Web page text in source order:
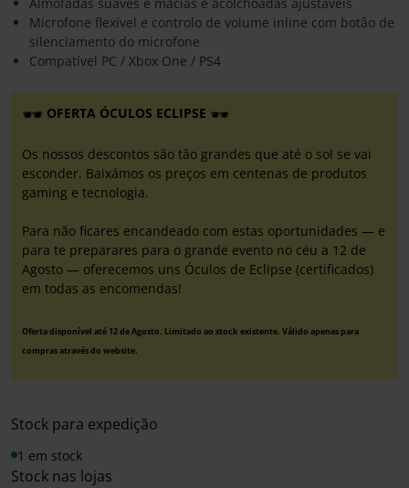
Microfone flexível e controlo de volume inline com botão de
silenciamento do microfone
Compatível PC / Xbox One / PS4
OFERTA ÓCULOS ECLIPSE
Os nossos descontos são tão grandes que até o sol se vai
esconder. Baixámos os preços em centenas de produtos
gaming e tecnologia.
Para não ficares encandeado com estas oportunidades — e
para te preparares para o grande evento no céu a 12 de
Agosto — oferecemos uns Óculos de Eclipse (certificados)
em todas as encomendas!
Oferta disponível até 12 de Agosto. Limitado ao stock existente. Válido apenas para
compras através do website.
Stock para expedição
1 em stock
Stock nas lojas